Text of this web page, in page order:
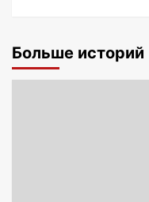
Больше историй